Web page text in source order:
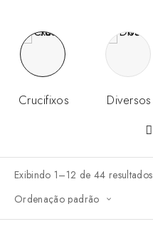
Crucifixos Diversos
Exibindo 1–12 de 44 resultados